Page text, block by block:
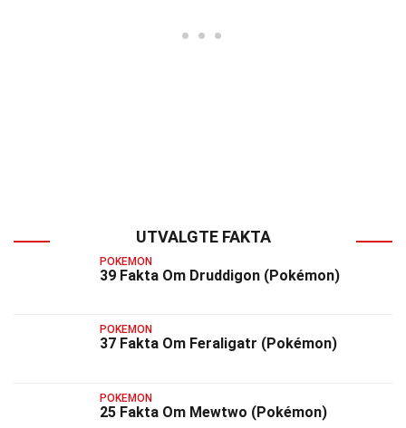
UTVALGTE FAKTA
POKEMON
39 Fakta Om Druddigon (Pokémon)
POKEMON
37 Fakta Om Feraligatr (Pokémon)
POKEMON
25 Fakta Om Mewtwo (Pokémon)